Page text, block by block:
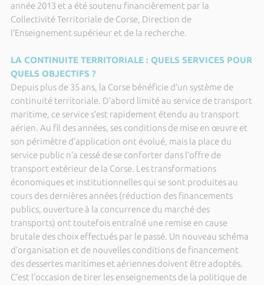
année 2013 et a été soutenu financièrement par la
Collectivité Territoriale de Corse, Direction de
l’Enseignement supérieur et de la recherche.
LA CONTINUITE TERRITORIALE : QUELS SERVICES POUR
QUELS OBJECTIFS ?
Depuis plus de 35 ans, la Corse bénéficie d’un système de
continuité territoriale. D’abord limité au service de transport
maritime, ce service s’est rapidement étendu au transport
aérien. Au fil des années, ses conditions de mise en œuvre et
son périmètre d’application ont évolué, mais la place du
service public n’a cessé de se conforter dans l’offre de
transport extérieur de la Corse. Les transformations
économiques et institutionnelles qui se sont produites au
cours des dernières années (réduction des financements
publics, ouverture à la concurrence du marché des
transports) ont toutefois entraîné une remise en cause
brutale des choix effectués par le passé. Un nouveau schéma
d’organisation et de nouvelles conditions de financement
des dessertes maritimes et aériennes doivent être adoptés.
C’est l’occasion de tirer les enseignements de la politique de